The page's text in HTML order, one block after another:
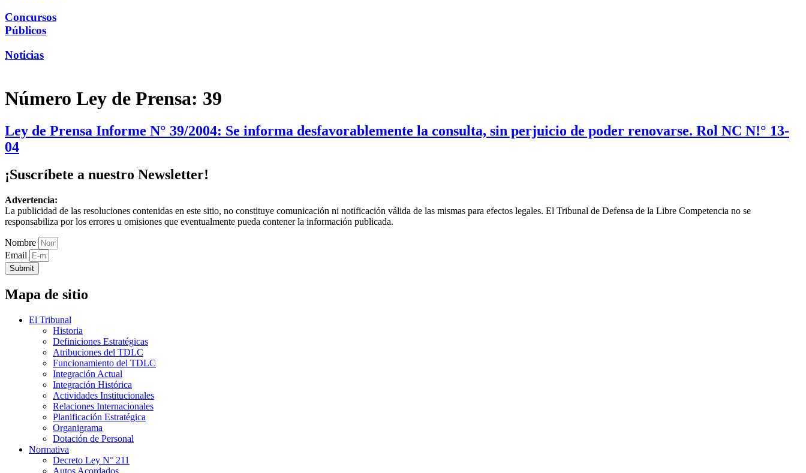
Concursos
Públicos
Noticias
Número Ley de Prensa: 39
Ley de Prensa Informe N° 39/2004: Se informa desfavorablemente la consulta, sin perjuicio de poder renovarse. Rol NC N!° 13-
04
¡Suscríbete a nuestro Newsletter!
Advertencia:
La publicidad de las resoluciones contenidas en este sitio, no constituye comunicación ni notificación válida de las mismas para efectos legales. El Tribunal de Defensa de la Libre Competencia no se
responsabiliza por los errores u omisiones que eventualmente pueda contener la información publicada.
Nombre
Email
Submit
Mapa de sitio
El Tribunal
Historia
Definiciones Estratégicas
Atribuciones del TDLC
Funcionamiento del TDLC
Integración Actual
Integración Histórica
Actividades Institucionales
Relaciones Internacionales
Planificación Estratégica
Organigrama
Dotación de Personal
Normativa
Decreto Ley N° 211